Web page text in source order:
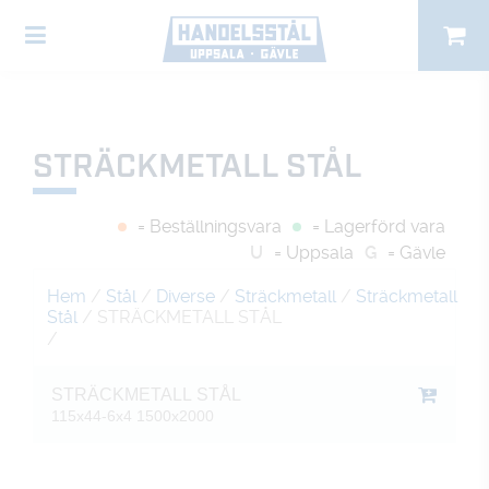
STRÄCKMETALL STÅL
= Beställningsvara
= Lagerförd vara
U
= Uppsala G = Gävle
Hem / Stål / Diverse / Sträckmetall / Sträckmetall
Stål / STRÄCKMETALL STÅL
/
STRÄCKMETALL STÅL
115x44-6x4 1500x2000